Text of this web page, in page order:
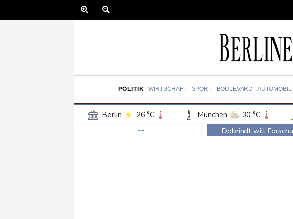
POLITIK WIRTSCHAFT SPORT BOULEVARD AUTOMOBIL
Berlin 26 °C München 30 °C
Frankfurt am Main
Potsdam 26
--
Dobrindt will
Amtsantritt von
Basketball-WM:
Taifun "Dolphin":
Lionel Messi trauert